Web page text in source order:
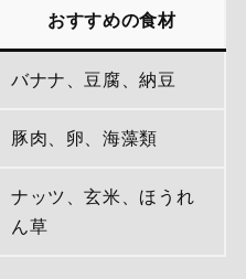
おすすめの食材
バナナ、豆腐、納豆
豚肉、卵、海藻類
ナッツ、玄米、ほうれ
ん草